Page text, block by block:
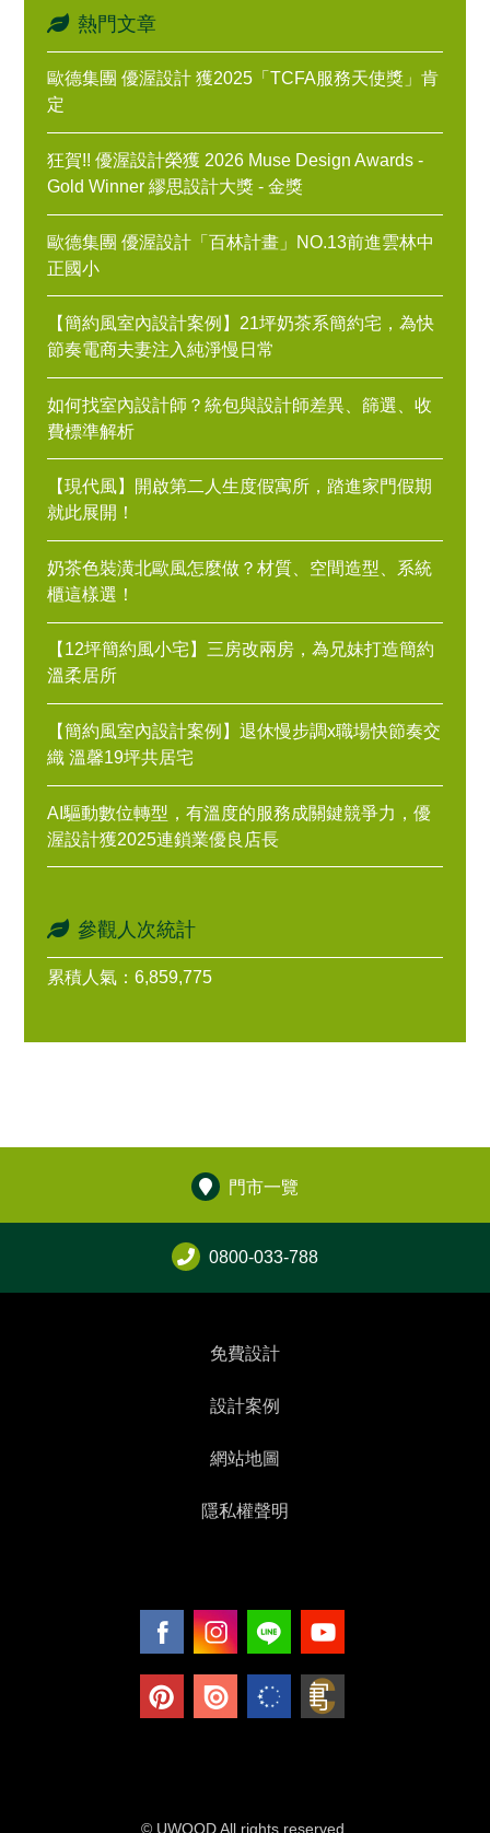
熱門文章
歐德集團 優渥設計 獲2025「TCFA服務天使獎」肯
定
狂賀!! 優渥設計榮獲 2026 Muse Design Awards -
Gold Winner 繆思設計大獎 - 金獎
歐德集團 優渥設計「百林計畫」NO.13前進雲林中
正國小
【簡約風室內設計案例】21坪奶茶系簡約宅，為快
節奏電商夫妻注入純淨慢日常
如何找室內設計師？統包與設計師差異、篩選、收
費標準解析
【現代風】開啟第二人生度假寓所，踏進家門假期
就此展開！
奶茶色裝潢北歐風怎麼做？材質、空間造型、系統
櫃這樣選！
【12坪簡約風小宅】三房改兩房，為兄妹打造簡約
溫柔居所
【簡約風室內設計案例】退休慢步調x職場快節奏交
織 溫馨19坪共居宅
AI驅動數位轉型，有溫度的服務成關鍵競爭力，優
渥設計獲2025連鎖業優良店長
參觀人次統計
累積人氣：6,859,775
門市一覽
0800-033-788
免費設計
設計案例
網站地圖
隱私權聲明
© UWOOD All rights reserved.